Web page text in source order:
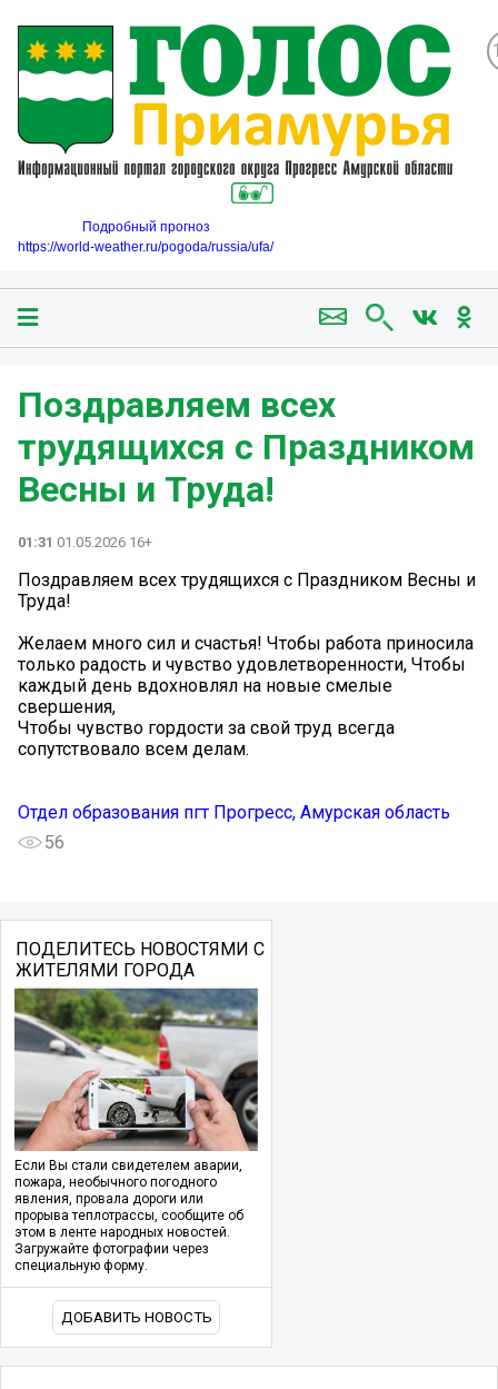
Подробный прогноз
https://world-weather.ru/pogoda/russia/ufa/
Поздравляем всех
трудящихся с Праздником
Весны и Труда!
01:31 01.05.2026 16+
Поздравляем всех трудящихся с Праздником Весны и
Труда!
Желаем много сил и счастья! Чтобы работа приносила
только радость и чувство удовлетворенности, Чтобы
каждый день вдохновлял на новые смелые
свершения,
Чтобы чувство гордости за свой труд всегда
сопутствовало всем делам.
Отдел образования пгт Прогресс, Амурская область
56
ПОДЕЛИТЕСЬ НОВОСТЯМИ С
ЖИТЕЛЯМИ ГОРОДА
Если Вы стали свидетелем аварии,
пожара, необычного погодного
явления, провала дороги или
прорыва теплотрассы, сообщите об
этом в ленте народных новостей.
Загружайте фотографии через
специальную форму.
ДОБАВИТЬ НОВОСТЬ